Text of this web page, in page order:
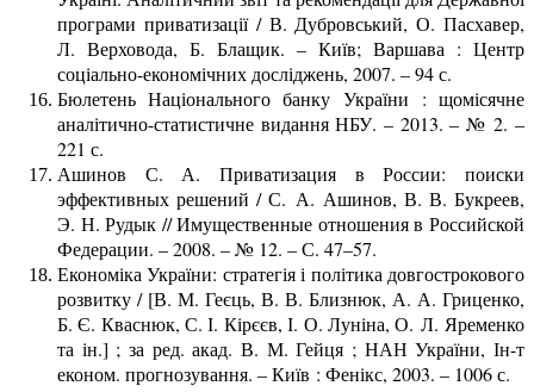
програми приватизації / В. Дубровський, О. Пасхавер,
Л. Верховода, Б. Блащик. – Київ; Варшава : Центр
соціально-економічних досліджень, 2007. – 94 с.
Бюлетень Національного банку України : щомісячне
аналітично-статистичне видання НБУ. – 2013. – № 2. –
221 с.
Ашинов С. А. Приватизация в России: поиски
эффективных решений / С. А. Ашинов, В. В. Букреев,
Э. Н. Рудык // Имущественные отношения в Российской
Федерации. – 2008. – № 12. – С. 47–57.
Економіка України: стратегія і політика довгострокового
розвитку / [В. М. Геєць, В. В. Близнюк, А. А. Гриценко,
Б. Є. Кваснюк, С. І. Кірєєв, І. О. Луніна, О. Л. Яременко
та ін.] ; за ред. акад. В. М. Гейця ; НАН України, Ін-т
економ. прогнозування. – Київ : Фенікс, 2003. – 1006 с.